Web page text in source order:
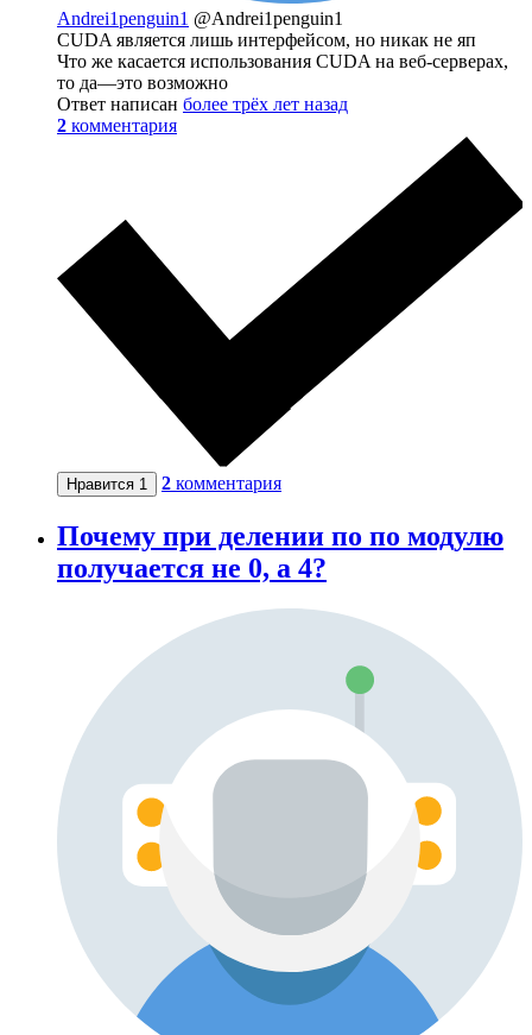
Andrei1penguin1 @Andrei1penguin1
CUDA является лишь интерфейсом, но никак не яп
Что же касается использования CUDA на веб-серверах,
то да—это возможно
Ответ написан более трёх лет назад
2 комментария
Нравится 1 2 комментария
Почему при делении по по модулю
получается не 0, а 4?